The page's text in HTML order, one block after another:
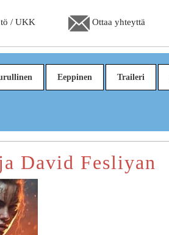
/ UKK Ottaa yhteyttä
Eeppinen Traileri
David Fesliyan